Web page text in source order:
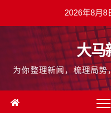
2026年8月8
大马
为你整理新闻，梳理局